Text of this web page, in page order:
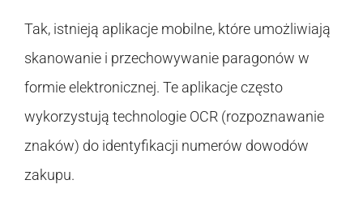
Tak, istnieją aplikacje mobilne, które umożliwiają
skanowanie i przechowywanie paragonów w
formie elektronicznej. Te aplikacje często
wykorzystują technologie OCR (rozpoznawanie
znaków) do identyfikacji numerów dowodów
zakupu.